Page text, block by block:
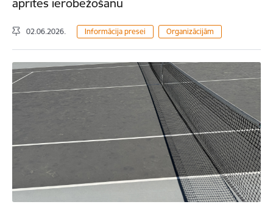
aprites ierobežošanu
02.06.2026. Informācija presei Organizācijām